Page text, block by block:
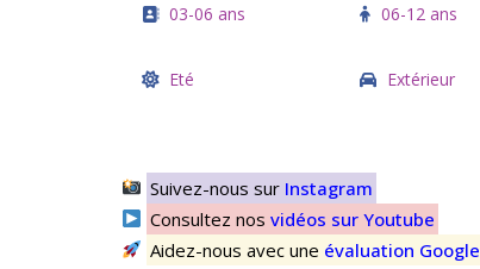
03-06 ans 06-12 ans
Eté Extérieur
Suivez-nous sur Instagram
Consultez nosvidéos sur Youtube
Aidez-nous avec une évaluation Google